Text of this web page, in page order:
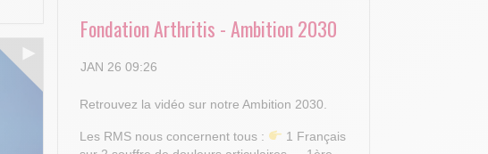
Fondation Arthritis - Ambition 2030
JAN 26 09:26
Retrouvez la vidéo sur notre Ambition 2030.
Les RMS nous concernent tous :
1 Français